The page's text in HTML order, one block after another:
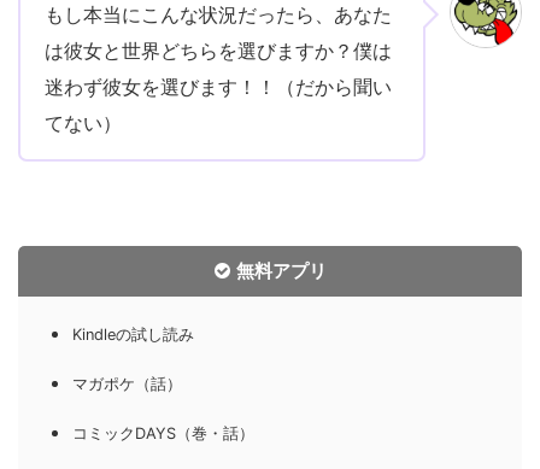
もし本当にこんな状況だったら、あなた
は彼女と世界どちらを選びますか？僕は
迷わず彼女を選びます！！（だから聞い
てない）
無料アプリ
Kindleの試し読み
マガポケ（話）
コミックDAYS（巻・話）